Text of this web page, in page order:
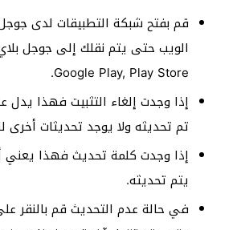
قم بفتح شبكة التطبيقات لدى
الويب حتى يتم نقلك إلى جوجل
Google Play, Play Store.
إذا وجدت إلغاء التثبيت فهذا يدل
تم تحديثه ولا يوجد تحديثات أخرى
إذا وجدت كلمة تحديث فهذا يعني
يتم تحديثه.
في حالة عدم التحديث قم بالنقر